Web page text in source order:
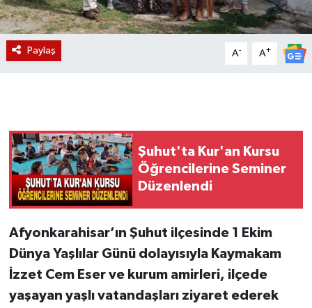
Paylaş A- A+
Şuhut'ta Kur'an Kursu
Öğrencilerine Seminer
Düzenlendi
Afyonkarahisar’ın Şuhut ilçesinde 1 Ekim
Dünya Yaşlılar Günü dolayısıyla Kaymakam
İzzet Cem Eser ve kurum amirleri, ilçede
yaşayan yaşlı vatandaşları ziyaret ederek